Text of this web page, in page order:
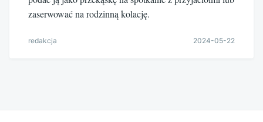
zaserwować na rodzinną kolację.
redakcja 2024-05-22